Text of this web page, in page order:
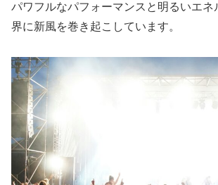
パワフルなパフォーマンスと明るいエネ
界に新風を巻き起こしています。